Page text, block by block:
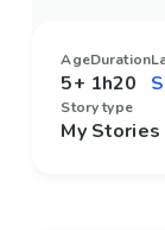
Age
5+
Duration
1h20
Story type
My